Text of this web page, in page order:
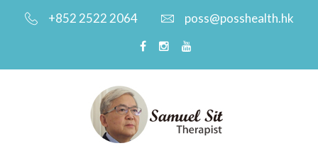
+852 2522 2064 poss@posshealth.hk